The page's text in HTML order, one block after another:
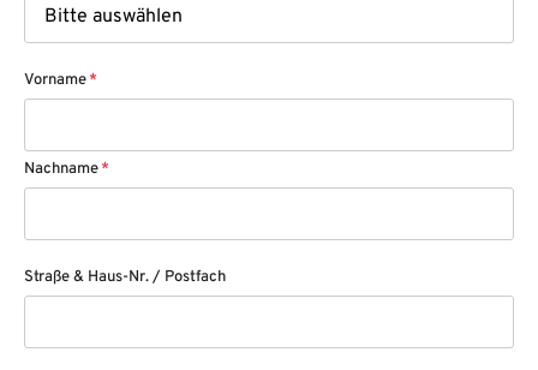
Vorname*
Nachname*
Straße & Haus-Nr. / Postfach